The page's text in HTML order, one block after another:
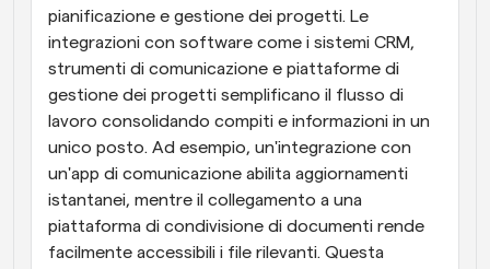
pianificazione e gestione dei progetti. Le
integrazioni con software come i sistemi CRM,
strumenti di comunicazione e piattaforme di
gestione dei progetti semplificano il flusso di
lavoro consolidando compiti e informazioni in un
unico posto. Ad esempio, un'integrazione con
un'app di comunicazione abilita aggiornamenti
istantanei, mentre il collegamento a una
piattaforma di condivisione di documenti rende
facilmente accessibili i file rilevanti. Questa